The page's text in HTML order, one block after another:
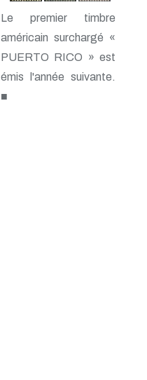
Le premier timbre
américain surchargé «
PUERTO RICO » est
émis l'année suivante.
■